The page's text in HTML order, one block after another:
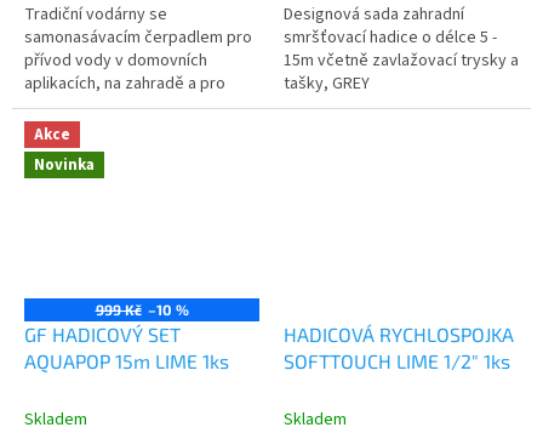
Tradiční vodárny se
samonasávacím čerpadlem pro
přívod vody v domovních
aplikacích, na zahradě a pro
zvyšování tlaku vody. Qmax=3,2
m3/h, Pmax= 0,43 MPa, P2= 0,6
kW, kabel 1,5...
Designová sada zahradní
smršťovací hadice o délce 5 -
15m včetně zavlažovací trysky a
tašky, GREY
Akce
Novinka
999 Kč –10 %
GF HADICOVÝ SET
AQUAPOP 15m LIME 1ks
Skladem
HADICOVÁ RYCHLOSPOJKA
SOFTTOUCH LIME 1/2" 1ks
Skladem